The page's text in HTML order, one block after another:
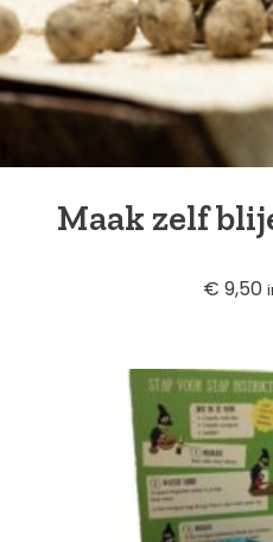
Maak zelf
€ 9,50